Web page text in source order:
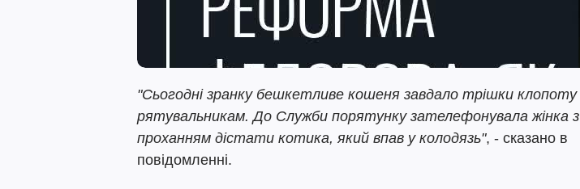
"Сьогодні зранку бешкетливе кошеня завдало трішки клопоту
рятувальникам. До Служби порятунку зателефонувала жінка з
проханням дістати котика, який впав у колодязь", - сказано в
повідомленні.